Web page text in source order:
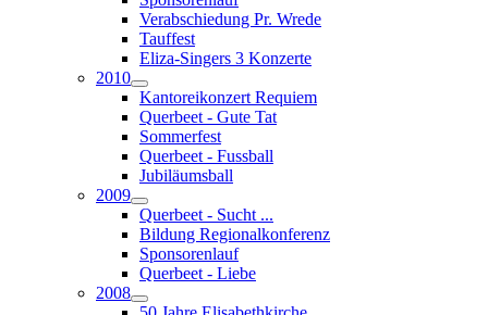
Verabschiedung Pr. Wrede
Tauffest
Eliza-Singers 3 Konzerte
2010
Kantoreikonzert Requiem
Querbeet - Gute Tat
Sommerfest
Querbeet - Fussball
Jubiläumsball
2009
Querbeet - Sucht ...
Bildung Regionalkonferenz
Sponsorenlauf
Querbeet - Liebe
2008